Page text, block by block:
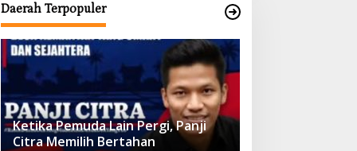
Daerah Terpopuler
Ketika Pemuda Lain Pergi, Panji
Citra Memilih Bertahan